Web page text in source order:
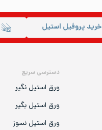
خرید پروفیل استیل
دسترسی سریع
ورق استیل نگیر
ورق استیل بگیر
ورق استیل نسوز